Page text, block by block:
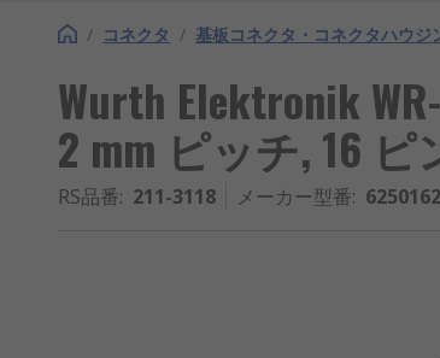
/ コネクタ / 基板コネクタ・コネクタハウジ
Wurth Elektronik
2 mm ピッチ, 16
RS品番: 211-3118 メーカー型番: